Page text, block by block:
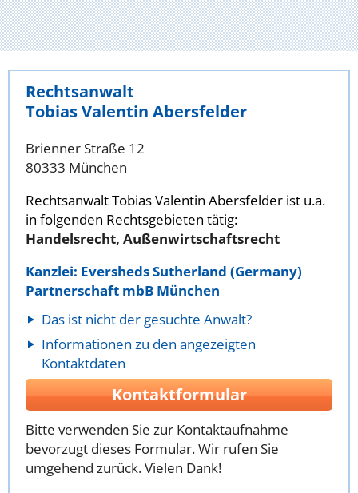
Rechtsanwalt
Tobias Valentin Abersfelder
Brienner Straße 12
80333 München
Rechtsanwalt Tobias Valentin Abersfelder ist u.a.
in folgenden Rechtsgebieten tätig:
Handelsrecht, Außenwirtschaftsrecht
Kanzlei: Eversheds Sutherland (Germany)
Partnerschaft mbB München
Das ist nicht der gesuchte Anwalt?
Informationen zu den angezeigten
Kontaktdaten
Kontaktformular
Bitte verwenden Sie zur Kontaktaufnahme
bevorzugt dieses Formular. Wir rufen Sie
umgehend zurück. Vielen Dank!